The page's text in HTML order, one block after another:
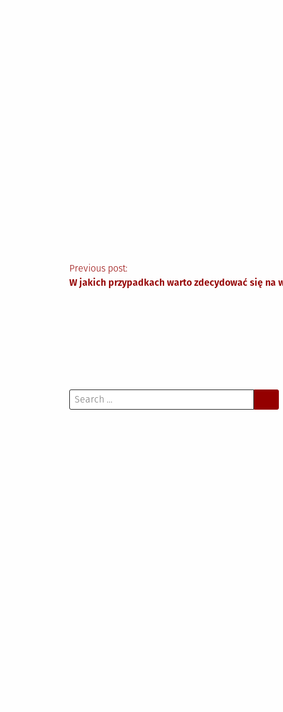
Nawigacja
Previous post:
W jakich przypadkach warto zdecydować się na
Search
for: